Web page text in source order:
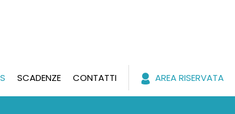
SCADENZE CONTATTI AREA RISERVATA